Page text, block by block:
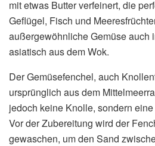
mit etwas Butter verfeinert, die
Geflügel, Fisch und
außergewöhnliche Gemüse auch
asiatisch aus dem Wok.
Der Gemüsefenchel, auch
ursprünglich aus dem
jedoch keine Knolle, sondern
Vor der Zubereitung wird der
gewaschen, um den Sand